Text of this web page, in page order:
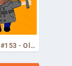
MEMÓRIAS DA COLEÇÃO VAGA-LUME - #153 - Olá, Curiosos! 2023